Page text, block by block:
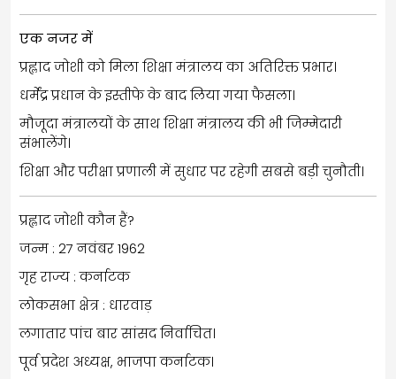
एक नजर में
प्रह्लाद जोशी को मिला शिक्षा मंत्रालय का अतिरिक्त प्रभार।
धर्मेंद्र प्रधान के इस्तीफे के बाद लिया गया फैसला।
मौजूदा मंत्रालयों के साथ शिक्षा मंत्रालय की भी जिम्मेदारी
संभालेंगे।
शिक्षा और परीक्षा प्रणाली में सुधार पर रहेगी सबसे बड़ी चुनौती।
प्रह्लाद जोशी कौन हैं?
जन्म : 27 नवंबर 1962
गृह राज्य : कर्नाटक
लोकसभा क्षेत्र : धारवाड़
लगातार पांच बार सांसद निर्वाचित।
पूर्व प्रदेश अध्यक्ष, भाजपा कर्नाटक।